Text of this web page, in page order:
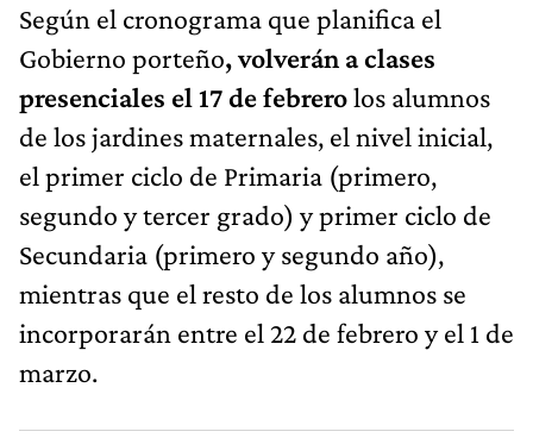
Según el cronograma que planifica el
Gobierno porteño, volverán a clases
presenciales el 17 de febrerolos alumnos
de los jardines maternales, el nivel inicial,
el primer ciclo de Primaria (primero,
segundo y tercer grado) y primer ciclo de
Secundaria (primero y segundo año),
mientras que el resto de los alumnos se
incorporarán entre el 22 de febrero y el 1 de
marzo.